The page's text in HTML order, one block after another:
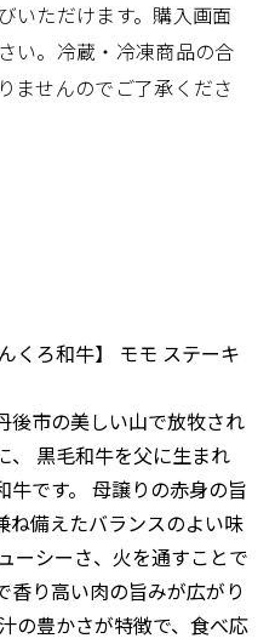
いただけます。購入画面
い。冷蔵・冷凍商品の合
ませんのでご了承くださ
くろ和牛】 モモ ステーキ
後市の美しい山で放牧され
黒毛和牛を父に生まれ
です。 母譲りの赤身の旨
ね備えたバランスのよい味
ーシーさ、火を通すことで
香り高い肉の旨みが広がり
の豊かさが特徴で、食べ応